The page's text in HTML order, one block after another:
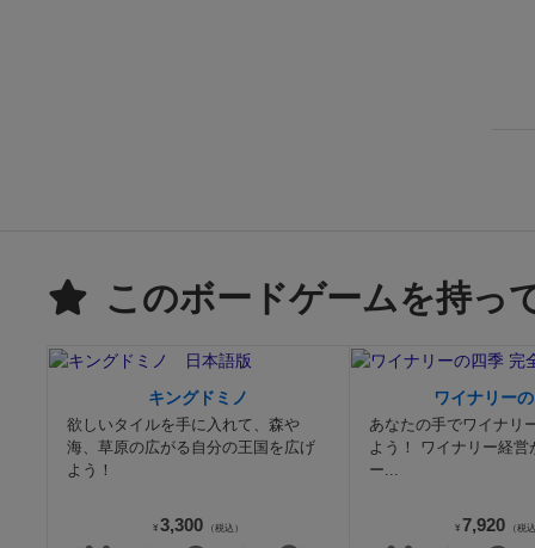
このボードゲームを持っ
キングドミノ
欲しいタイルを手に入れて、森や
海、草原の広がる自分の王国を広げ
よう！
¥ 3,300 （税込）
ワイナリー
あなたの手でワイナリ
よう！ ワイナリー経営
ー...
¥ 7,920 （税